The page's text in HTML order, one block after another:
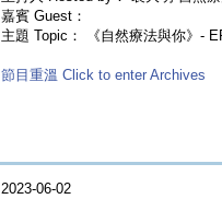
嘉賓 Guest：
主題 Topic： 《自然療法與你》-
節目重溫 Click to enter Archives
2023-06-02